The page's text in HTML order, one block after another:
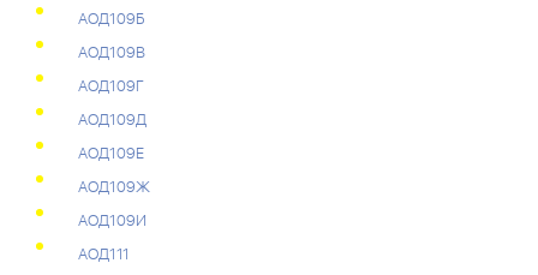
АОД109Б
АОД109В
АОД109Г
АОД109Д
АОД109Е
АОД109Ж
АОД109И
АОД111